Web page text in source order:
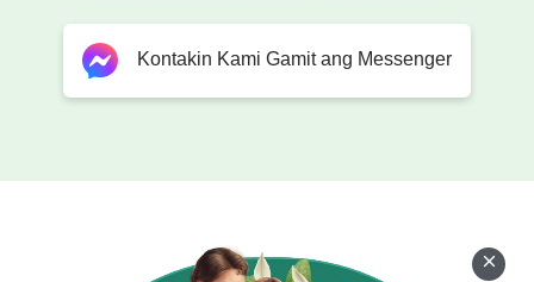
Kontakin Kami Gamit ang Messenger